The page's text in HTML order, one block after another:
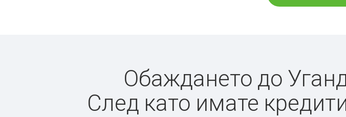
Обаждането до
След като имате